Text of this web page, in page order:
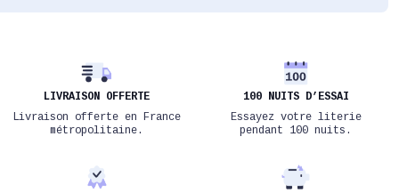
LIVRAISON OFFERTE
Livraison offerte en France
métropolitaine.
100 NUITS D’ESSAI
Essayez votre literie
pendant 100 nuits.